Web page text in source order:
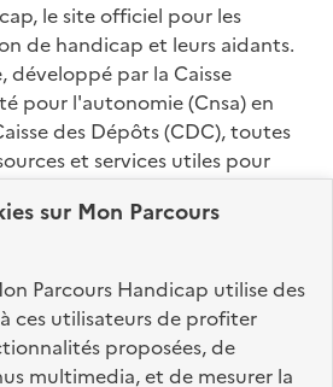
sur Mon Parcours
Parcours Handicap utilise des
ces utilisateurs de profiter
proposées, de
multimedia, et de mesurer la
le site officiel pour les
de handicap et leurs aidants.
développé par la Caisse
pour l'autonomie (Cnsa) en
des Dépôts (CDC), toutes
et services utiles pour
vos démarches,
public.fr legifrance.gouv.fr